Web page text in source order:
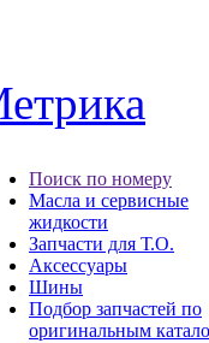
Поиск по номеру
Масла и сервисные
жидкости
Запчасти для Т.О.
Аксессуары
Шины
Подбор запчастей по
оригинальным